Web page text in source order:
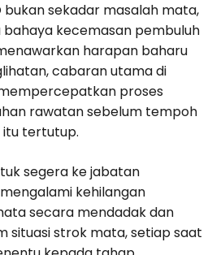
bukan sekadar masalah mata,
kecemasan pembuluh
harapan baharu
cabaran utama di
proses
rawatan sebelum tempoh
itu tertutup.
segera ke jabatan
kehilangan
secara mendadak dan
situasi strok mata, setiap saat